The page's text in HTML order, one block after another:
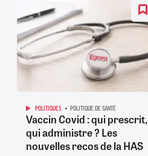
POLITIQUES POLITIQUE DE SANTÉ
Vaccin Covid : qui prescrit,
qui administre ? Les
nouvelles recos de la HAS